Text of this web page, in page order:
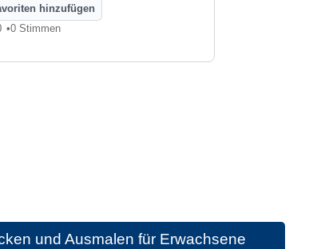
hinzufügen
mir nicht
•0 Stimmen
und Ausmalen für Erwachsene